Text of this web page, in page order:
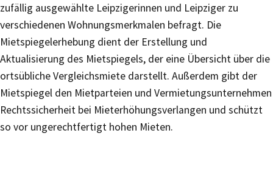
zufällig ausgewählte Leipzigerinnen und Leipziger zu
verschiedenen Wohnungsmerkmalen befragt. Die
Mietspiegelerhebung dient der Erstellung und
Aktualisierung des Mietspiegels, der eine Übersicht über die
ortsübliche Vergleichsmiete darstellt. Außerdem gibt der
Mietspiegel den Mietparteien und Vermietungsunternehmen
Rechtssicherheit bei Mieterhöhungsverlangen und schützt
so vor ungerechtfertigt hohen Mieten.